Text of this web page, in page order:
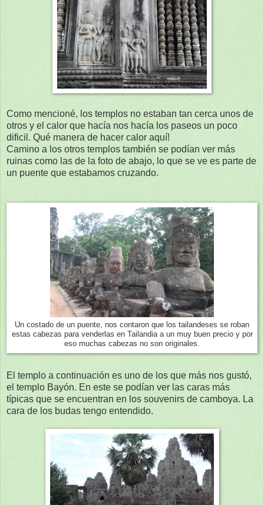
Como mencioné, los templos no estaban tan cerca unos de
otros y el calor que hacía nos hacía los paseos un poco
dificil. Qué manera de hacer calor aquí!
Camino a los otros templos también se podían ver más
ruinas como las de la foto de abajo, lo que se ve es parte de
un puente que estabamos cruzando.
Un costado de un puente, nos contaron que los tailandeses se roban
estas cabezas para venderlas en Tailandia a un muy buen precio y por
eso muchas cabezas no son originales.
El templo a continuación es uno de los que más nos gustó,
el templo Bayón. En este se podían ver las caras más
típicas que se encuentran en los souvenirs de camboya. La
cara de los budas tengo entendido.